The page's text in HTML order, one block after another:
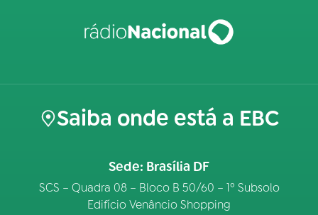
Saiba onde está a EBC
Sede: Brasília DF
SCS – Quadra 08 – Bloco B 50/60 – 1º Subsolo
Edifício Venâncio Shopping